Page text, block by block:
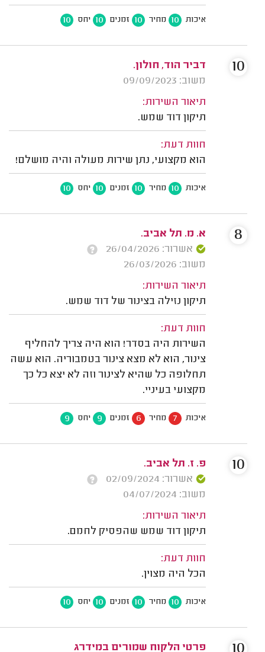
איכות 10 מחיר 10 זמנים 10 יחס 10
דביר הוד, חולון.
משוב: 09/09/2023
תיאור השירות:
תיקון דוד שמש.
חוות דעת:
הוא מקצועי, נתן שירות מעולה והיה מושלם!
איכות 10 מחיר 10 זמנים 10 יחס 10
10
א. מ. תל אביב.
אשרור: 26/04/2026
משוב: 26/03/2026
תיאור השירות:
תיקון נזילה בצינור של דוד שמש.
חוות דעת:
השירות היה בסדר! הוא היה צריך להחליף
צינור, הוא לא מצא צינור בטמבוריה. הוא עשה
תחלופה כל שהיא לצינור וזה לא יצא כל כך
מקצועי בעיניי.
איכות 7 מחיר 6 זמנים 9 יחס 9
8
פ. ז. תל אביב.
אשרור: 02/09/2024
משוב: 04/07/2024
תיאור השירות:
תיקון דוד שמש שהפסיק לחמם.
חוות דעת:
הכל היה מצוין.
איכות 10 מחיר 10 זמנים 10 יחס 10
10
פרטי הלקוח שמורים במידרג